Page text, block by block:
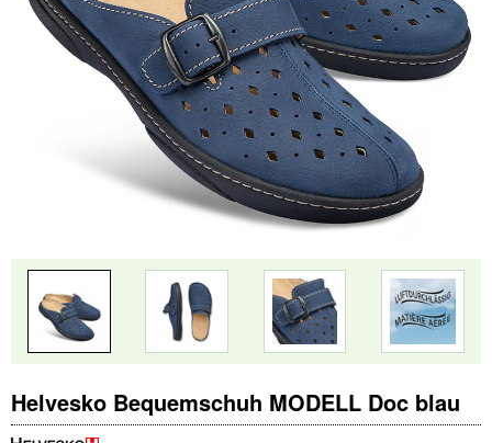
Helvesko Bequemschuh MODELL Doc blau